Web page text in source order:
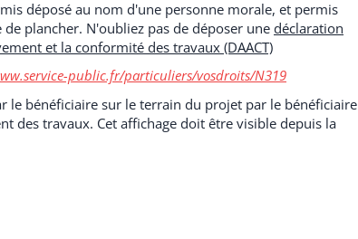
déposé au nom d'une personne morale, et permis
plancher. N'oubliez pas de déposer une déclaration
et la conformité des travaux (DAACT)
public.fr/particuliers/vosdroits/N319
le bénéficiaire sur le terrain du projet par le bénéficiaire
des travaux. Cet affichage doit être visible depuis la